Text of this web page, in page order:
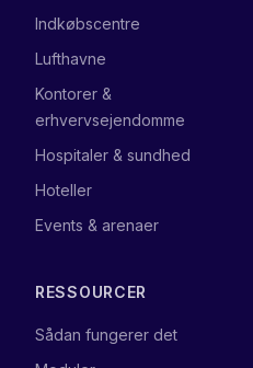
Indkøbscentre
Lufthavne
Kontorer &
erhvervsejendomme
Hospitaler & sundhed
Hoteller
Events & arenaer
RESSOURCER
Sådan fungerer det